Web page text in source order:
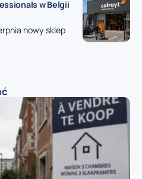
w Belgii
nowy sklep